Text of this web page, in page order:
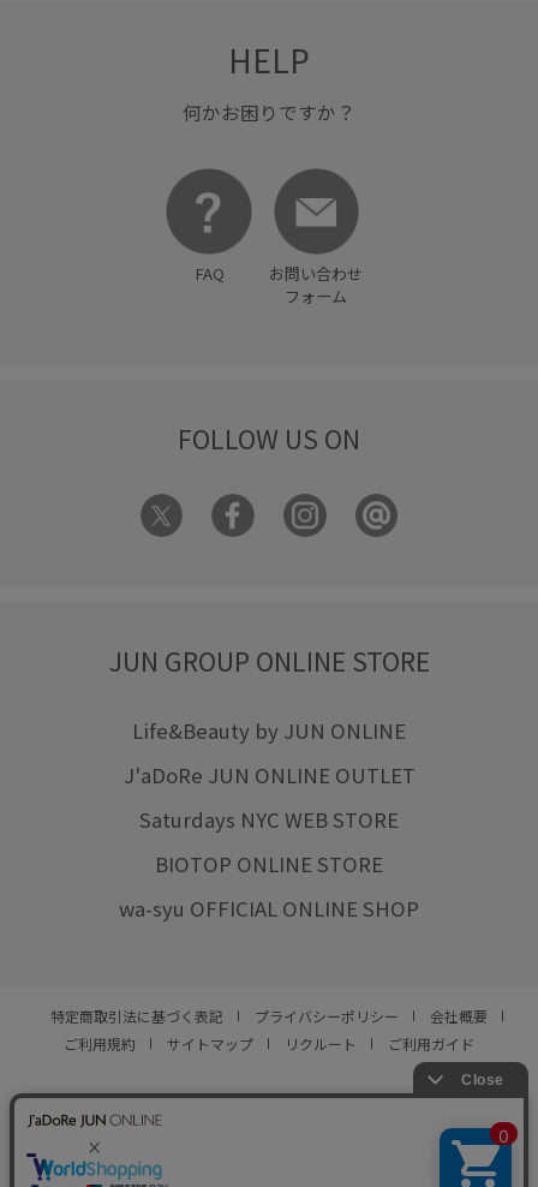
HELP
何かお困りですか？
FAQ
お問い合わせ
フォーム
FOLLOW US ON
JUN GROUP ONLINE STORE
Life&Beauty by JUN ONLINE
J'aDoRe JUN ONLINE OUTLET
Saturdays NYC WEB STORE
BIOTOP ONLINE STORE
wa-syu OFFICIAL ONLINE SHOP
特定商取引法に基づく表記 プライバシーポリシー
会社概要
ご利用規約
サイトマップ リクルート ご利用ガイド
© JUN CO.,LTD. ALL RIGHTS RESERVED.